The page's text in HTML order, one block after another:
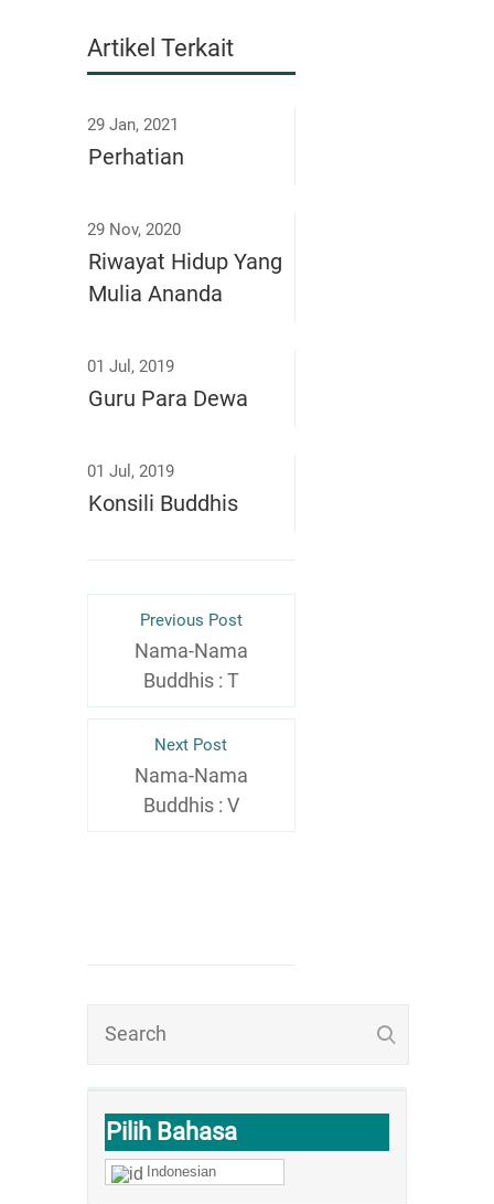
Pilih Bahasa
Indonesian
Artikel Terkait
29 Jan, 2021
Perhatian
29 Nov, 2020
Riwayat Hidup Yang
Mulia Ananda
01 Jul, 2019
Guru Para Dewa
01 Jul, 2019
Konsili Buddhis
Previous Post
Nama-Nama
Buddhis : T
Next Post
Nama-Nama
Buddhis : V